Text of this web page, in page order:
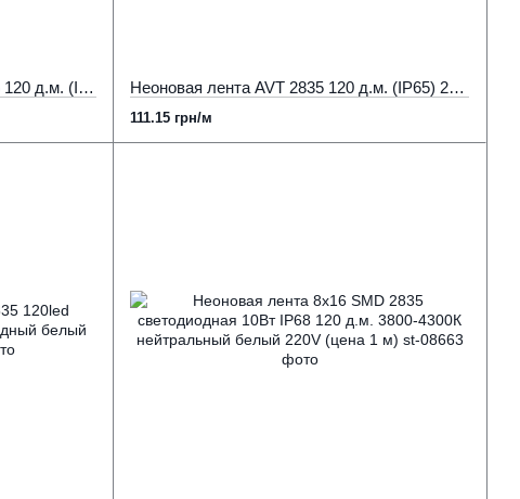
Гибкий неон 220 вольт SMD2835 120 д.м. (IP65) 9х18мм нейтральный белый (цена 1м) (51) Неоновая лента AVT 2835 120 д.м. (IP65) 220В 8x16мм зеленый (цена 1 м) (53)
111.15 грн/м